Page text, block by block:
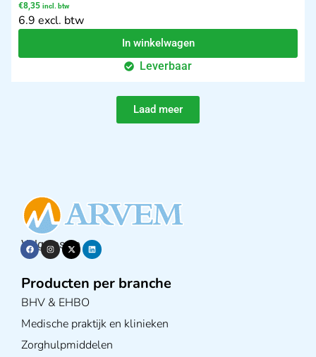
€8,35 incl. btw
6.9 excl. btw
In winkelwagen
Leverbaar
Laad meer
Volg ons op
Producten per branche
BHV & EHBO
Medische praktijk en klinieken
Zorghulpmiddelen